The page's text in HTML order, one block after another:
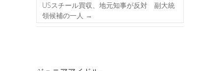
USスチール買収、地元知事が反対 副大統
領候補の一人 →